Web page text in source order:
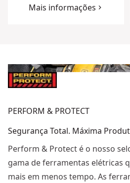
Mais informações
PERFORM & PROTECT
Segurança Total. Máxima
Perform & Protect é o nosso
gama de ferramentas elétricas
mais em menos tempo. As